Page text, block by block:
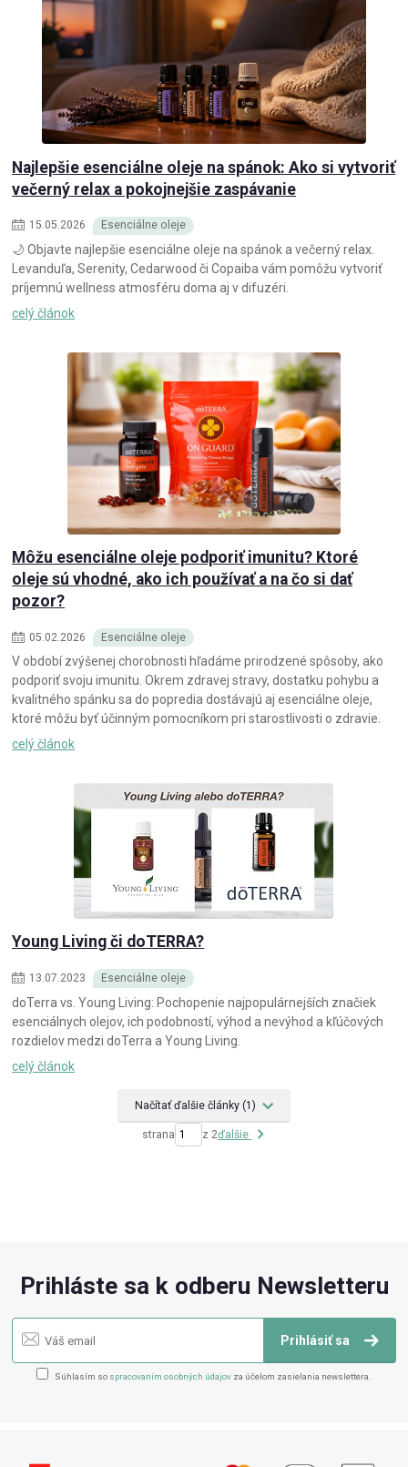
Najlepšie esenciálne oleje na spánok: Ako si vytvoriť
večerný relax a pokojnejšie zaspávanie
15.05.2026 Esenciálne oleje
🌙 Objavte najlepšie esenciálne oleje na spánok a večerný relax.
Levanduľa, Serenity, Cedarwood či Copaiba vám pomôžu vytvoriť
príjemnú wellness atmosféru doma aj v difuzéri.
celý článok
Môžu esenciálne oleje podporiť imunitu? Ktoré
oleje sú vhodné, ako ich používať a na čo si dať
pozor?
05 02 2026 Esenciálne oleje
V období zvýšenej chorobnosti hľadáme prirodzené spôsoby, ako
podporiť svoju imunitu. Okrem zdravej stravy, dostatku pohybu a
kvalitného spánku sa do popredia dostávajú aj esenciálne oleje,
ktoré môžu byť účinným pomocníkom pri starostlivosti o zdravie.
celý článok
Young Living či doTERRA?
13.07.2023 Esenciálne oleje
doTerra vs. Young Living: Pochopenie najpopulárnejších značiek
esenciálnych olejov, ich podobností, výhod a nevýhod a kľúčových
rozdielov medzi doTerra a Young Living.
celý článok
Načítať ďalšie články (1)
strana z 2ďalšie
Prihláste sa k odberu Newsletteru
Prihlásiť sa
Súhlasím so spracovaním osobných údajov za účelom zasielania newslettera.